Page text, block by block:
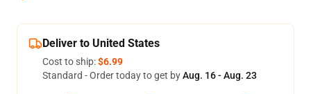
Deliver to United States
Cost to ship:$6.99
Standard - Order today to get byAug. 16 - Aug. 23